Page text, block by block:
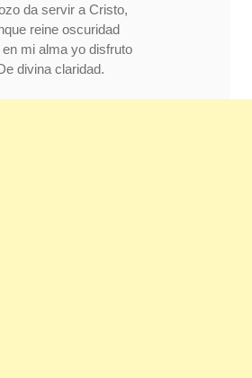
da servir a Cristo,
reine oscuridad
en mi alma yo disfruto
divina claridad.